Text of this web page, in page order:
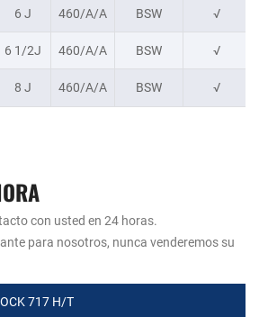
6 J 460/A/A BSW √
6 1/2J 460/A/A BSW √
8 J 460/A/A BSW √
con usted en 24 horas.
para nosotros, nunca venderemos su